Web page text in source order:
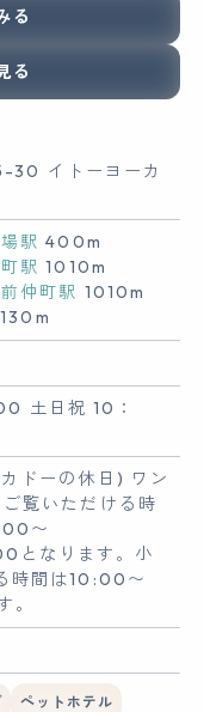
る
る
30 イトーヨーカ
駅 400m
駅 1010m
仲町駅 1010m
土日祝 10：
ドーの休日) ワン
覧いただける時
〜
なります。小
時間は10:00〜
。
ペットホテル